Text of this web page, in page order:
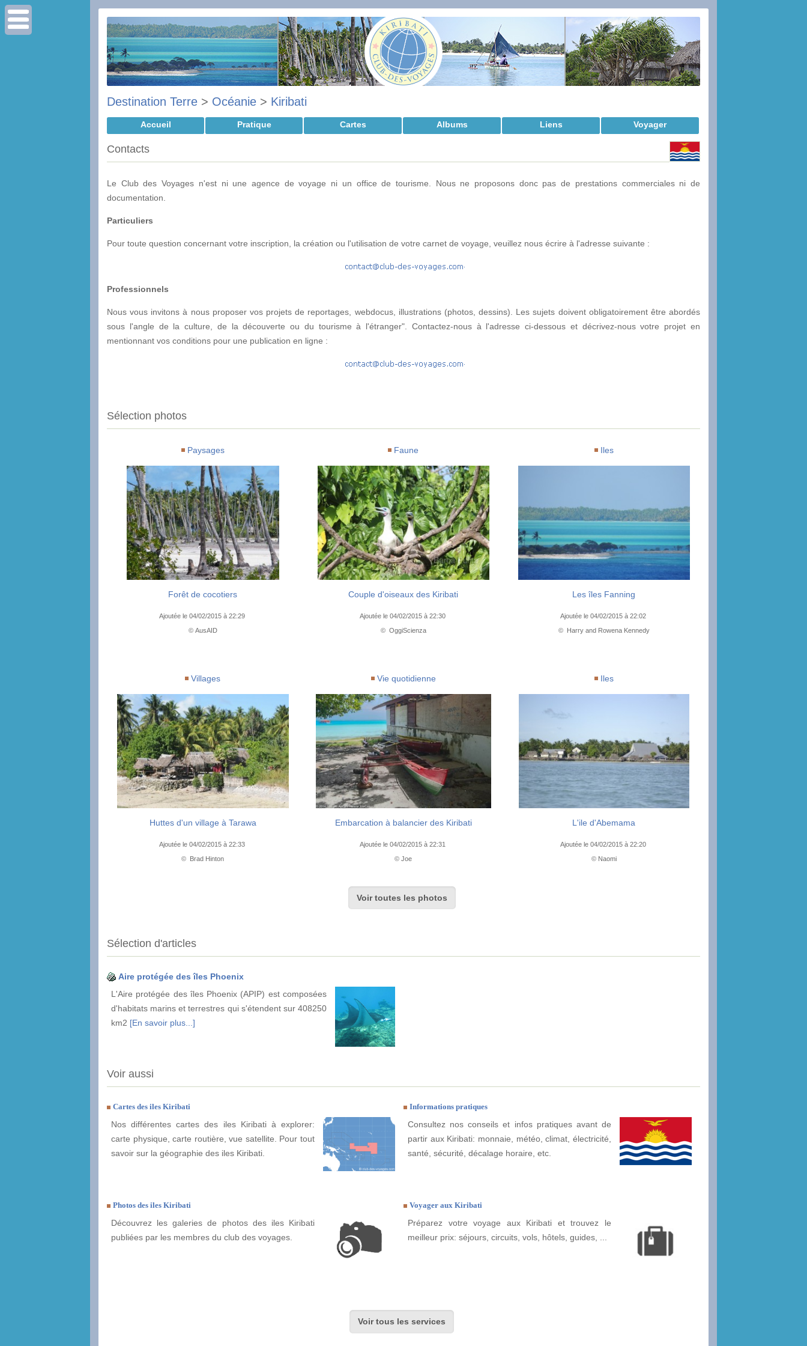
Destination Terre > Océanie > Kiribati
Accueil Pratique Cartes Albums Liens Voyager
Contacts
Le Club des Voyages n'est ni une agence de voyage ni un office de tourisme. Nous ne proposons donc pas de prestations commerciales ni de
documentation.
Particuliers
Pour toute question concernant votre inscription, la création ou l'utilisation de votre carnet de voyage, veuillez nous écrire à l'adresse suivante :
Professionnels
Nous vous invitons à nous proposer vos projets de reportages, webdocus, illustrations (photos, dessins). Les sujets doivent obligatoirement être abordés
sous l'angle de la culture, de la découverte ou du tourisme à l'étranger". Contactez-nous à l'adresse ci-dessous et décrivez-nous votre projet en
mentionnant vos conditions pour une publication en ligne :
Sélection photos
Paysages
Forêt de cocotiers
Ajoutée le 04/02/2015 à 22:29
© AusAID
Faune
Couple d'oiseaux des Kiribati
Ajoutée le 04/02/2015 à 22:30
© OggiScienza
Iles
Les îles Fanning
Ajoutée le 04/02/2015 à 22:02
© Harry and Rowena Kennedy
Villages
Huttes d'un village à Tarawa
Ajoutée le 04/02/2015 à 22:33
© Brad Hinton
Vie quotidienne
Embarcation à balancier des Kiribati
Ajoutée le 04/02/2015 à 22:31
© Joe
Iles
L'ile d'Abemama
Ajoutée le 04/02/2015 à 22:20
© Naomi
Voir toutes les photos
Sélection d'articles
Aire protégée des îles Phoenix
L'Aire protégée des îles Phoenix (APIP) est composées
d'habitats marins et terrestres qui s'étendent sur 408250
km2 [En savoir plus...]
Voir aussi
Cartes des iles Kiribati
Nos différentes cartes des iles Kiribati à explorer:
carte physique, carte routière, vue satellite. Pour tout
savoir sur la géographie des iles Kiribati.
Informations pratiques
Consultez nos conseils et infos pratiques avant de
partir aux Kiribati: monnaie, météo, climat, électricité,
santé, sécurité, décalage horaire, etc.
Photos des iles Kiribati
Découvrez les galeries de photos des iles Kiribati
publiées par les membres du club des voyages.
Voyager aux Kiribati
Préparez votre voyage aux Kiribati et trouvez le
meilleur prix: séjours, circuits, vols, hôtels, guides, ...
Voir tous les services